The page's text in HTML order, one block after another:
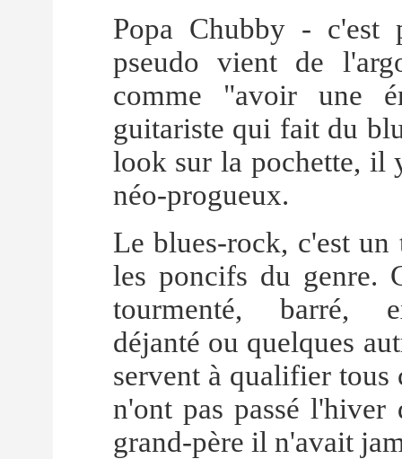
Popa Chubby - c'est
pseudo vient de
comme "avoir une
guitariste qui fait du
look sur la pochette, il
néo-progueux.
Le blues-rock, c'est
les poncifs du genre.
tourmenté, barré,
déjanté ou quelques
servent à qualifier tous
n'ont pas passé l'hiver
grand-père il n'avait